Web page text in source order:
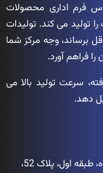
فرم اداری محصولات
تولید می کند. تولیدات
برساند، وجه مرکز شما
فراهم آورد.
سرعت تولید بالا می
دهد.
آدرس: قائمشهر، خیابان تهران، پاساژ کاوه، طبقه اول، پلاک 52،